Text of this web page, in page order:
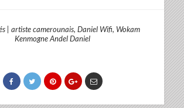
| artiste camerounais, Daniel Wifi, Wokam
Kenmogne Andel Daniel